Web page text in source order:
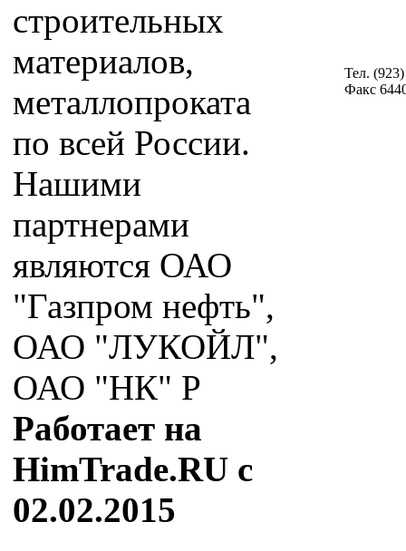
строительных
материалов,
металлопроката
по всей России.
Нашими
партнерами
являются ОАО
"Газпром нефть",
ОАО "ЛУКОЙЛ",
ОАО "НК" Р
Работает на
HimTrade.RU с
02.02.2015
Тел.
Факс